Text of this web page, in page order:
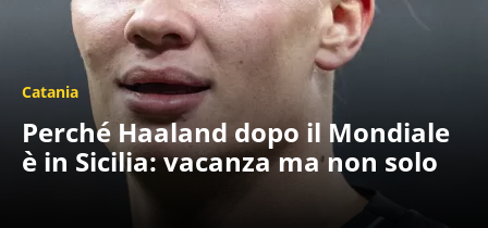
Catania
Perché Haaland dopo il Mondiale
è in Sicilia: vacanza ma non solo